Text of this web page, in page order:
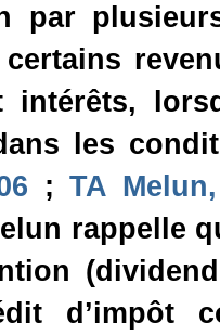
par
intérêts,
les
;TA
rappelle
d’impôt